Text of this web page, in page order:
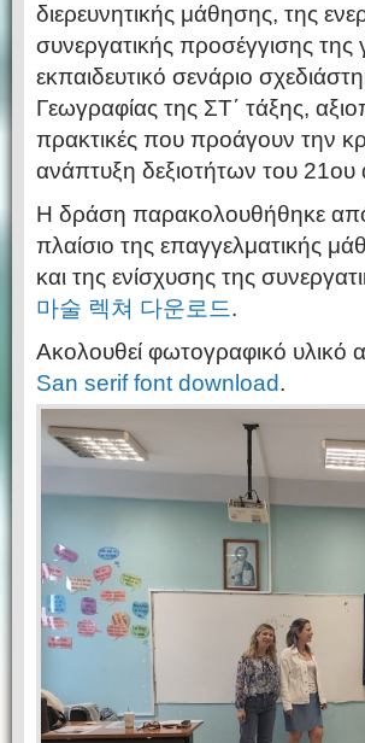
διερευνητικής μάθησης, της
συνεργατικής προσέγγισης
εκπαιδευτικό σενάριο
Γεωγραφίας της ΣΤ΄ τάξης,
πρακτικές που προάγουν την
ανάπτυξη δεξιοτήτων του 21ου
Η δράση παρακολουθήθηκε από
πλαίσιο της επαγγελματικής
και της ενίσχυσης της
마술 렉쳐 다운로드.
Ακολουθεί φωτογραφικό υλικό
San serif font download.